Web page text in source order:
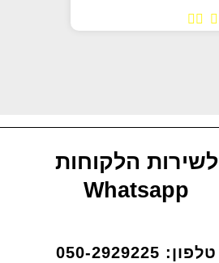
לשירות הלקוחות
Whatsapp
טלפון: 050-2929225